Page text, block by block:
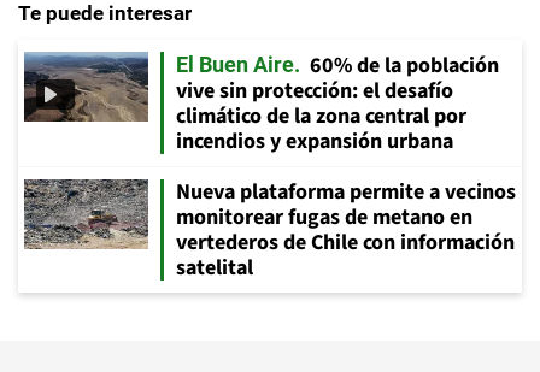
Te puede interesar
El Buen Aire
60% de la población
vive sin protección: el desafío
climático de la zona central por
incendios y expansión urbana
Nueva plataforma permite a vecinos
monitorear fugas de metano en
vertederos de Chile con información
satelital